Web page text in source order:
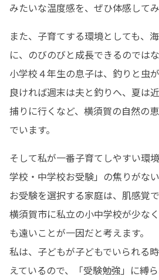
みたいな温度感を、ぜひ体感してみ
また、子育てする環境としても、
に、のびのびと成長できるのでは
小学校４年生の息子は、釣りと虫
良ければ週末は夫と釣りへ、夏は
捕りに行くなど、横須賀の自然の
でいます。
そして私が一番子育てしやすい環
学校・中学校お受験」の焦りがない
お受験を選択する家庭は、肌感覚
横須賀市に私立の小中学校が少な
も遠いことが一因だと考えます。
私は、子どもが子どもでいられる
えているので、「受験勉強」に縛